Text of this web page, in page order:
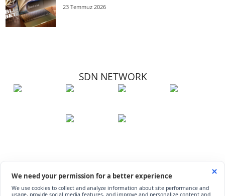
23 Temmuz 2026
SDN NETWORK